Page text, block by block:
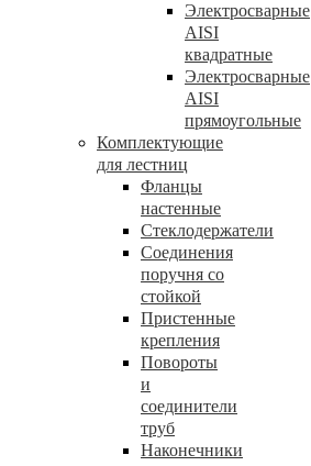
Электросварные
AISI
квадратные
Электросварные
AISI
прямоугольные
Комплектующие
для лестниц
Фланцы
настенные
Стеклодержатели
Соединения
поручня со
стойкой
Пристенные
крепления
Повороты
и
соединители
труб
Наконечники